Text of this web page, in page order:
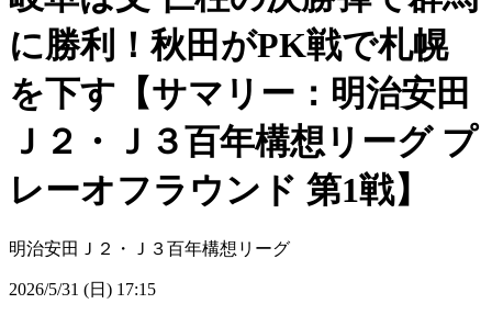
に勝利！秋田がPK戦で札幌
を下す【サマリー：明治安田
Ｊ２・Ｊ３百年構想リーグ プ
レーオフラウンド 第1戦】
明治安田Ｊ２・Ｊ３百年構想リーグ
2026/5/31 (日) 17:15